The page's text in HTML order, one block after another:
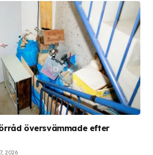
översvämmade efter
2026